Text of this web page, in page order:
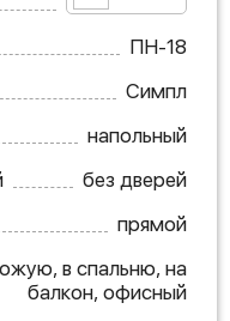
ПН-18
Симпл
напольный
без дверей
прямой
в спальню, на
балкон, офисный